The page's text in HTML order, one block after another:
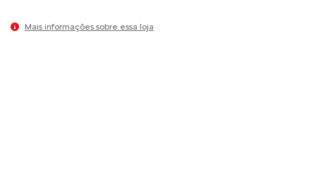
Mais informações sobre essa loja